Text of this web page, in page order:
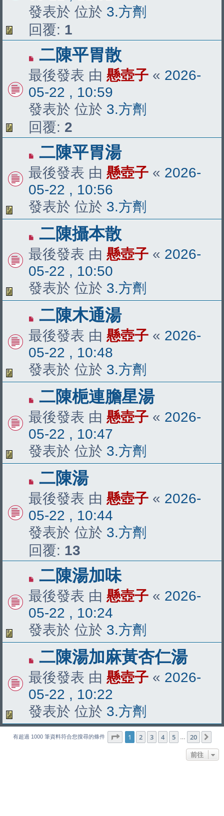
章
發表於 位於 3.方劑
回覆: 1
有
新
文
章
二陳平胃散
最後發表 由 懸壺子 « 2026-
05-22 , 10:59
發表於 位於 3.方劑
回覆: 2
有
新
文
章
二陳平胃湯
最後發表 由 懸壺子 « 2026-
05-22 , 10:56
發表於 位於 3.方劑
有
新
文
章
二陳攝本散
最後發表 由 懸壺子 « 2026-
05-22 , 10:50
發表於 位於 3.方劑
有
新
文
章
二陳木通湯
最後發表 由 懸壺子 « 2026-
05-22 , 10:48
發表於 位於 3.方劑
有
新
文
章
二陳梔連膽星湯
最後發表 由 懸壺子 « 2026-
05-22 , 10:47
發表於 位於 3.方劑
有
新
文
章
二陳湯
最後發表 由 懸壺子 « 2026-
05-22 , 10:44
發表於 位於 3.方劑
回覆: 13
有
新
文
章
二陳湯加味
最後發表 由 懸壺子 « 2026-
05-22 , 10:24
發表於 位於 3.方劑
有
新
文
章
二陳湯加麻黃杏仁湯
最後發表 由 懸壺子 « 2026-
05-22 , 10:22
發表於 位於 3.方劑
有超過 1000 筆資料符合您搜尋的條件 第 1 頁 (共20 頁)
1 2 3 4 5 20
前往